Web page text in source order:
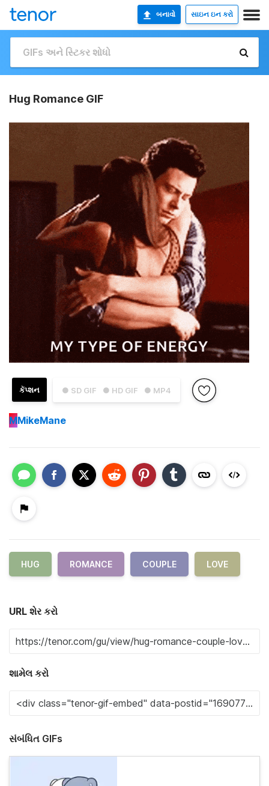
બનાવો સાઇન ઇન કરો
Hug Romance GIF
● SD GIF ● HD GIF ● MP4
કૅપ્શન
MMikeMane
HUG ROMANCE COUPLE LOVE
URL શેર કરો
શામેલ કરો
સંબંધિત GIFs